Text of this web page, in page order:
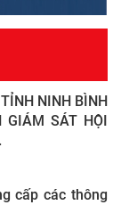
NINH BÌNH
GIÁM SÁT HỘI
cấp các thông